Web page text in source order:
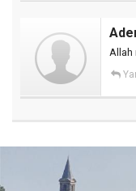
Allah